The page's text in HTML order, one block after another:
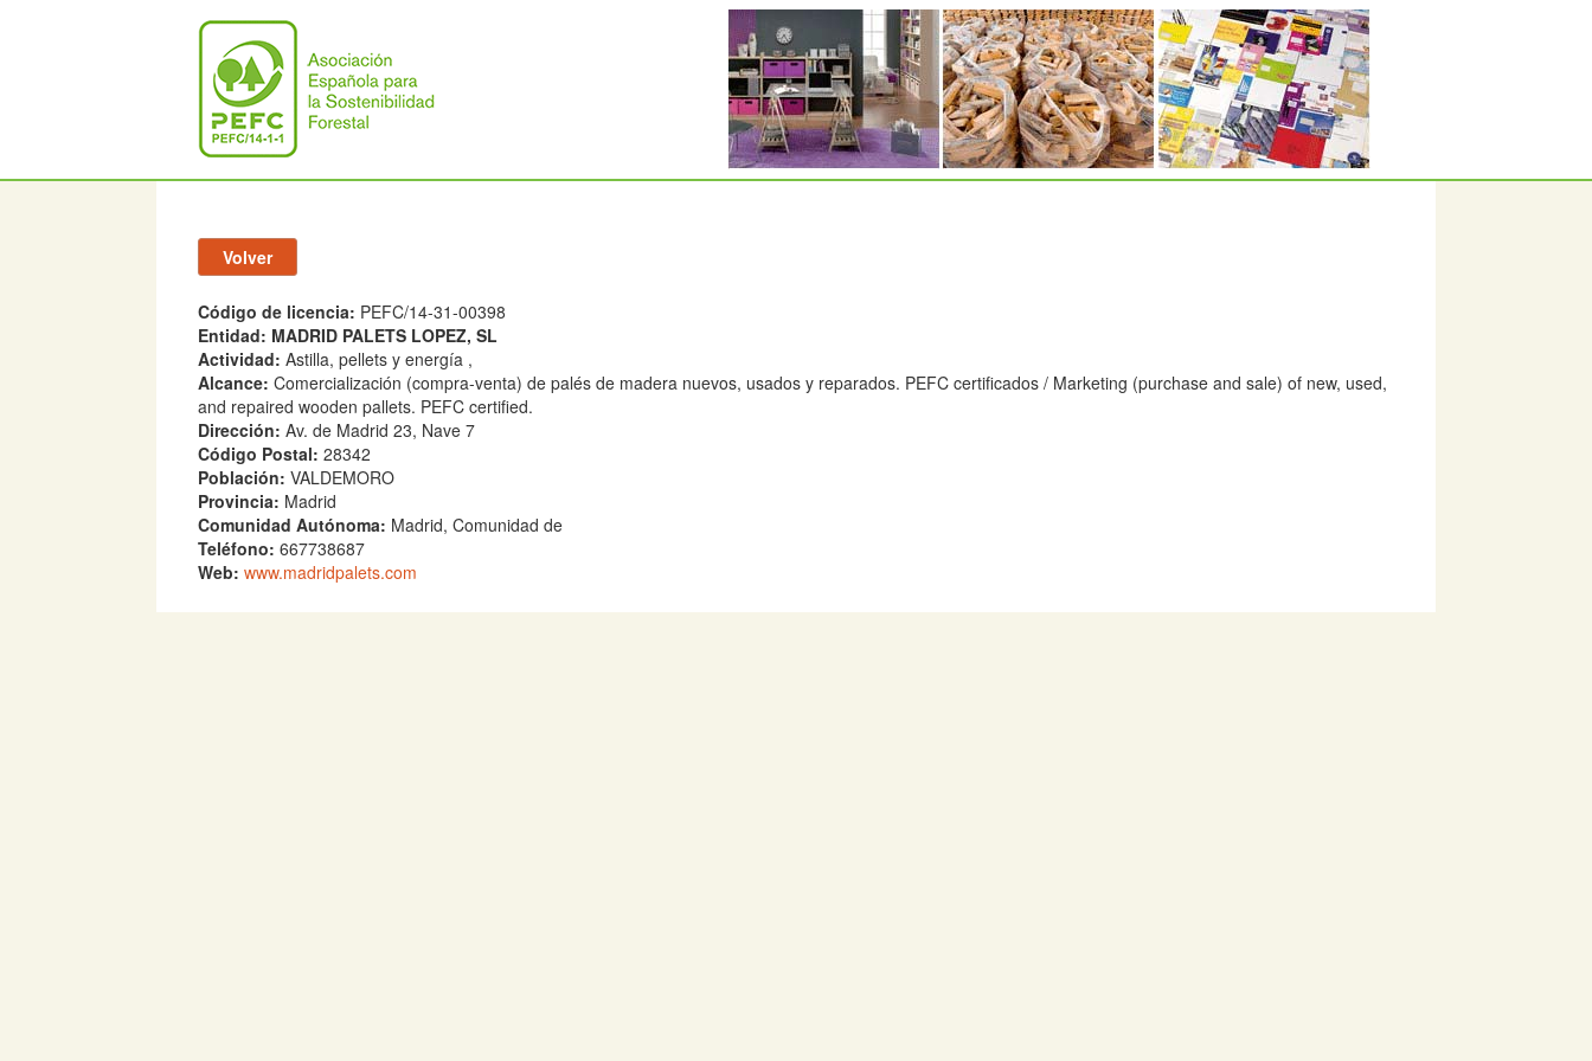
Código de licencia: PEFC/14-31-00398
Entidad: MADRID PALETS LOPEZ, SL
Actividad: Astilla, pellets y energía ,
Alcance: Comercialización (compra-venta) de palés de madera nuevos, usados y reparados. PEFC certificados / Marketing (purchase and sale) of new, used,
and repaired wooden pallets. PEFC certified.
Dirección: Av. de Madrid 23, Nave 7
Código Postal: 28342
Población: VALDEMORO
Provincia: Madrid
Comunidad Autónoma: Madrid, Comunidad de
Teléfono: 667738687
Web: www.madridpalets.com